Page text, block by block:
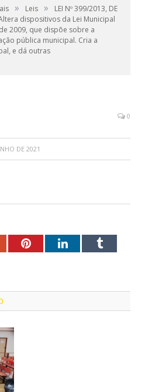
» Leis »
LEI Nº 399/2013, DE
dispositivos da Lei Municipal
2009, que dispõe sobre a
pública municipal. Cria a
e dá outras
0
DE 2021
PinterestLinkedInTumblr